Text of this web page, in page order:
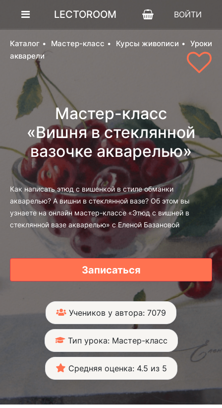
LECTOROOM ВОЙТИ
Каталог Мастер-класс Курсы живописи
Уроки
акварели
Мастер-класс
«Вишня в стеклянной
вазочке акварелью»
Как написать этюд с вишенкой в стиле обманки
акварелью? А вишни в стеклянной вазе? Об этом вы
узнаете на онлайн мастер-классе «Этюд с вишней в
стеклянной вазе акварелью» с Еленой Базановой
Записаться
Учеников у автора: 7079
Тип урока: Мастер-класс
Средняя оценка: 4.5 из 5